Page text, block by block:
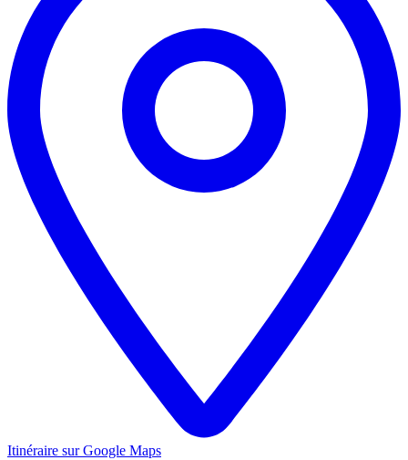
Itinéraire sur Google Maps